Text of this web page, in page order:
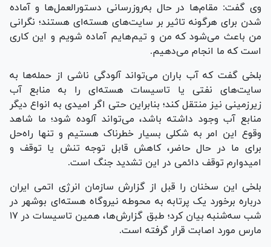
وی گفت: مقام‌ها در حال به‌روزرسانی دستورالعمل‌ها و آماده
شدن برای هرگونه تاثیر بر سایت‌های هسته‌ای هستند؛ نگرانی
من باعث می‌شود که من و تیم‌هایم آماده شویم و این کاری
است که ما انجام می‌دهیم.
بلخی گفت که آب باران می‌تواند آلودگی ناشی از حمله‌ها به
سایت‌های نفتی یا تاسیسات هسته‌ای را به منابع آب
زیرزمینی نیز منتقل کند؛ بنابراین حتی اگر امیدی به انواع دیگر
منابع آب وجود داشته باشد، می‌تواند آلوده شود؛ ما شاهد
وقوع این امر به شکلی بسیار خطرناک هستیم و تنها راه‌حل
برای ما در حال حاضر، کاهش قابل توجه تنش یا توقف و
امیدوارم توقف دائمی در این تشدید جنگ است.
بلخی این سخنان را قبل از گزارش سازمان انرژی اتمی ایران
درباره برخورد یک پرتابه به محوطه نیروگاه هسته‌ای بوشهر در
شب سه‌شنبه بیان کرد؛ طبق گزارش‌ها، همین تاسیسات در ۱۷
مارس مورد اصابت قرار گرفته است.